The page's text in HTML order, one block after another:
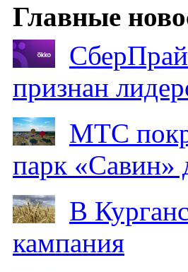
Главные
признан
МТС
парк «Савин»
В
кампания